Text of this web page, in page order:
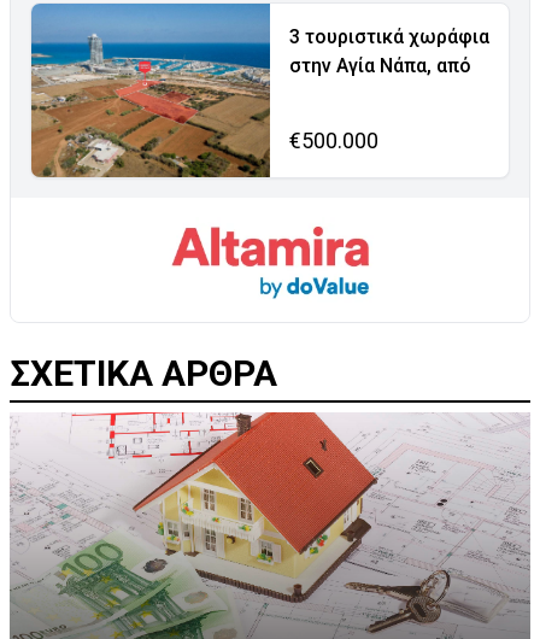
3 τουριστικά χωράφια
στην Αγία Νάπα, από
€500.000
ΣΧΕΤΙΚΑ ΑΡΘΡΑ